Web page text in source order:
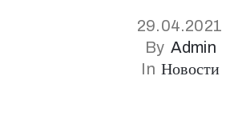
29.04.2021
By Admin
In Новости